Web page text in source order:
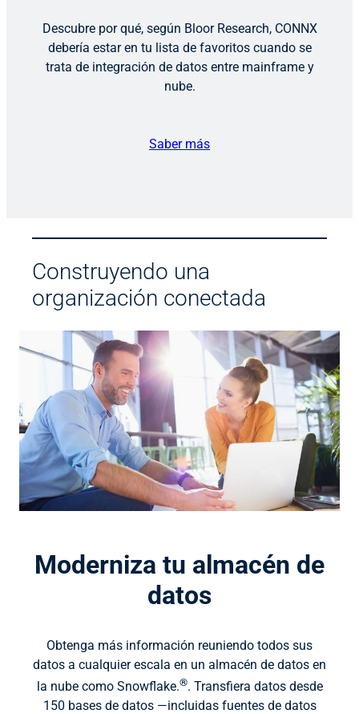
Descubre por qué, según Bloor Research, CONNX
debería estar en tu lista de favoritos cuando se
trata de integración de datos entre mainframe y
nube.
Saber más
Construyendo una
organización conectada
Moderniza tu almacén de
datos
Obtenga más información reuniendo todos sus
datos a cualquier escala en un almacén de datos en
la nube como Snowflake.®. Transfiera datos desde
150 bases de datos —incluidas fuentes de datos